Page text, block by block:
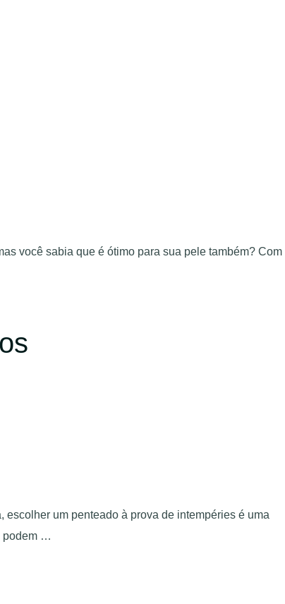
você sabia que é ótimo para sua pele também? Com
um penteado à prova de intempéries é uma
podem …